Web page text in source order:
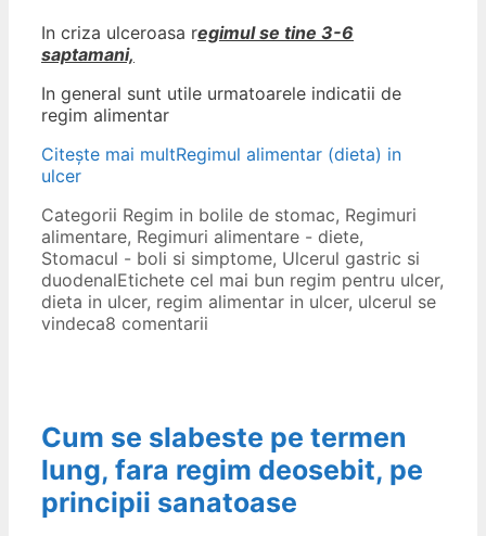
In criza ulceroasa regimul se tine 3-6
saptamani,
In general sunt utile urmatoarele indicatii de
regim alimentar
Citește mai multRegimul alimentar (dieta) in
ulcer
Categorii Regim in bolile de stomac, Regimuri
alimentare, Regimuri alimentare - diete,
Stomacul - boli si simptome, Ulcerul gastric si
duodenalEtichete cel mai bun regim pentru ulcer,
dieta in ulcer, regim alimentar in ulcer, ulcerul se
vindeca8 comentarii
Cum se slabeste pe termen
lung, fara regim deosebit, pe
principii sanatoase